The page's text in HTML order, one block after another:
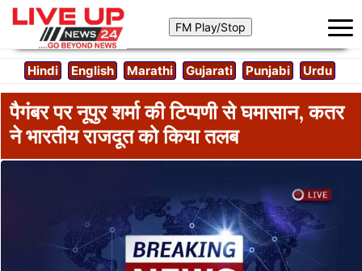
Hindi English Marathi Gujarati Punjabi Urdu
पैगंबर पर नूपुर शर्मा की टिप्पणी से घमासान, कतर
ने भारतीय राजदूत को किया तलब